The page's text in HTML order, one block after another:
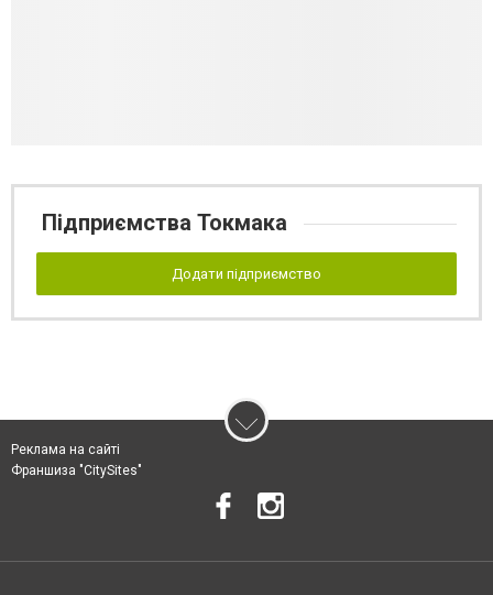
Підприємства Токмака
Додати підприємство
Реклама на сайті
Франшиза "CitySites"